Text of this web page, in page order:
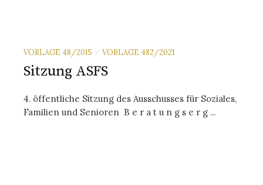
VORLAGE 48/2015 / VORLAGE 482/2021
Sitzung ASFS
4. öf­fent­liche Sitz­ung des Aus­schus­ses für So­zial­es,
Fa­mi­lien und Se­nior­en B e r a t u n g s e r g ...